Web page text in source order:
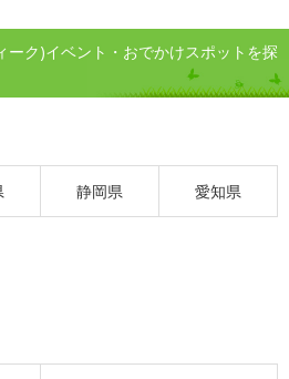
ーク)イベント・おでかけスポットを探
静岡県 愛知県